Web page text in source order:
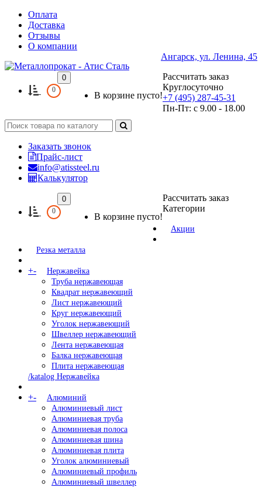
Оплата
Доставка
Отзывы
О компании
Ангарск, ул. Ленина, 45
0
0
В корзине пусто!
Рассчитать заказ
Круглосуточно
+7 (495) 287-45-31
Пн-Пт: с 9.00 - 18.00
Заказать звонок
Прайс-лист
info@atissteel.ru
Калькулятор
0
0
В корзине пусто!
Рассчитать заказ
Категории
Акции
Резка металла
+-
Нержавейка
Труба нержавеющая
Квадрат нержавеющий
Лист нержавеющий
Круг нержавеющий
Уголок нержавеющий
Швеллер нержавеющий
Лента нержавеющая
Балка нержавеющая
Плита нержавеющая
/katalog Нержавейка
+-
Алюминий
Алюминиевый лист
Алюминиевая труба
Алюминиевая полоса
Алюминиевая шина
Алюминиевая плита
Уголок алюминиевый
Алюминиевый профиль
Алюминиевый швеллер